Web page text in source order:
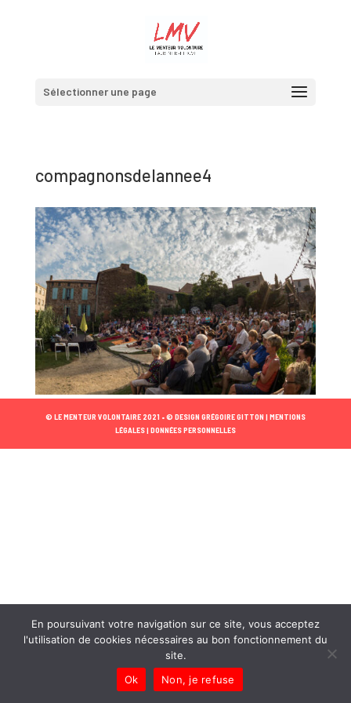
Sélectionner une page
compagnonsdelannee4
© LE MENTEUR VOLONTAIRE 2021 •© DESIGN GRÉGOIRE GITTON | MENTIONS
LÉGALES | DONNÉES PERSONNELLES
En poursuivant votre navigation sur ce site, vous acceptez
l'utilisation de cookies nécessaires au bon fonctionnement du
site.
Ok
Non, je refuse